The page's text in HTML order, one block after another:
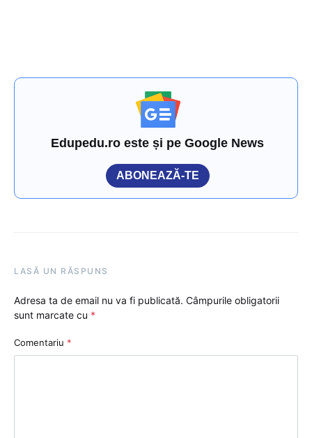
Edupedu.ro este și pe Google News
ABONEAZĂ-TE
LASĂ UN RĂSPUNS
Adresa ta de email nu va fi publicată. Câmpurile obligatorii
sunt marcate cu *
Comentariu *